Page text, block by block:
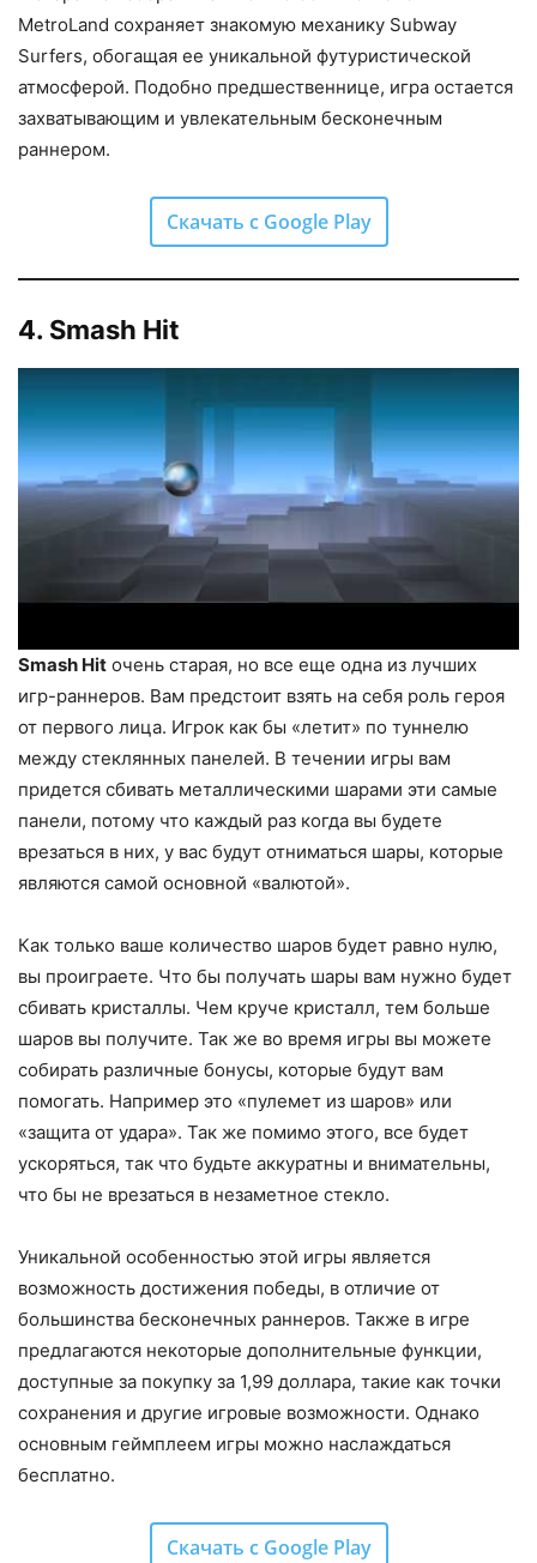
MetroLand сохраняет знакомую механику Subway
Surfers, обогащая ее уникальной футуристической
атмосферой. Подобно предшественнице, игра остается
захватывающим и увлекательным бесконечным
раннером.
Скачать с Google Play
4. Smash Hit
Smash Hit очень старая, но все еще одна из лучших
игр-раннеров. Вам предстоит взять на себя роль героя
от первого лица. Игрок как бы «летит» по туннелю
между стеклянных панелей. В течении игры вам
придется сбивать металлическими шарами эти самые
панели, потому что каждый раз когда вы будете
врезаться в них, у вас будут отниматься шары, которые
являются самой основной «валютой».
Как только ваше количество шаров будет равно нулю,
вы проиграете. Что бы получать шары вам нужно будет
сбивать кристаллы. Чем круче кристалл, тем больше
шаров вы получите. Так же во время игры вы можете
собирать различные бонусы, которые будут вам
помогать. Например это «пулемет из шаров» или
«защита от удара». Так же помимо этого, все будет
ускоряться, так что будьте аккуратны и внимательны,
что бы не врезаться в незаметное стекло.
Уникальной особенностью этой игры является
возможность достижения победы, в отличие от
большинства бесконечных раннеров. Также в игре
предлагаются некоторые дополнительные функции,
доступные за покупку за 1,99 доллара, такие как точки
сохранения и другие игровые возможности. Однако
основным геймплеем игры можно наслаждаться
бесплатно.
Скачать с Google Play